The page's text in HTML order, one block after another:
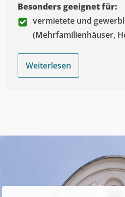
Besonders geeignet für:
vermietete und
(Mehrfamilienhäuser,
Weiterlesen